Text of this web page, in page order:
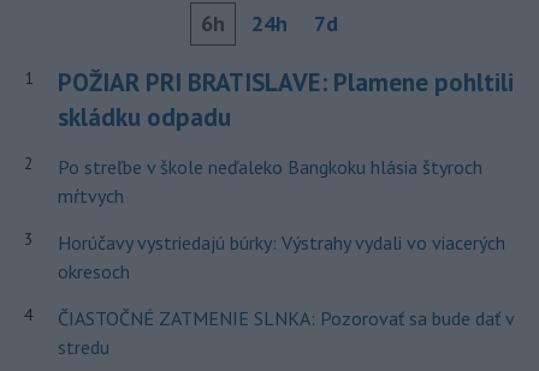
6h 24h 7d
1
POŽIAR PRI BRATISLAVE: Plamene pohltili
skládku odpadu
2
Po streľbe v škole neďaleko Bangkoku hlásia štyroch
mŕtvych
3
Horúčavy vystriedajú búrky: Výstrahy vydali vo viacerých
okresoch
4
ČIASTOČNÉ ZATMENIE SLNKA: Pozorovať sa bude dať v
stredu